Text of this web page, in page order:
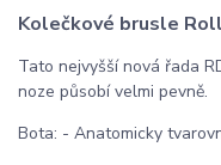
Kolečkové brusle
Tato nejvyšší nová řada
noze působí velmi pevně.
Bota: - Anatomicky